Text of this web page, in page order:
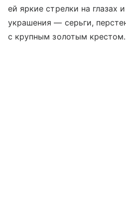
ей яркие стрелки на глазах
украшения — серьги,
с крупным золотым крестом.